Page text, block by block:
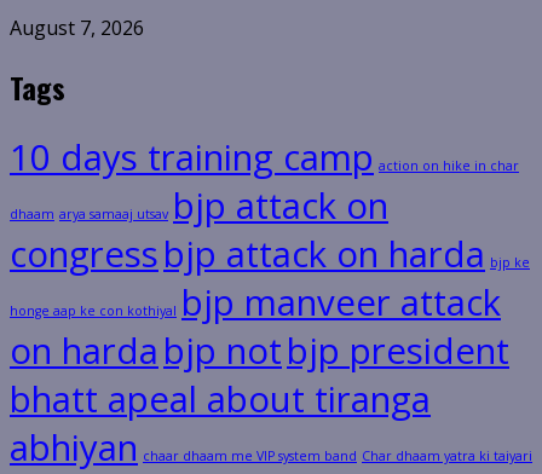
August 7, 2026
Tags
10 days training camp action on hike in char
dhaam arya samaaj utsav bjp attack on
congressbjp attack on harda bjp ke
honge aap ke con kothiyal bjp manveer attack
on harda bjp notbjp president
bhatt apeal about tiranga
abhiyan chaar dhaam me VIP system band Char dhaam yatra ki taiyari